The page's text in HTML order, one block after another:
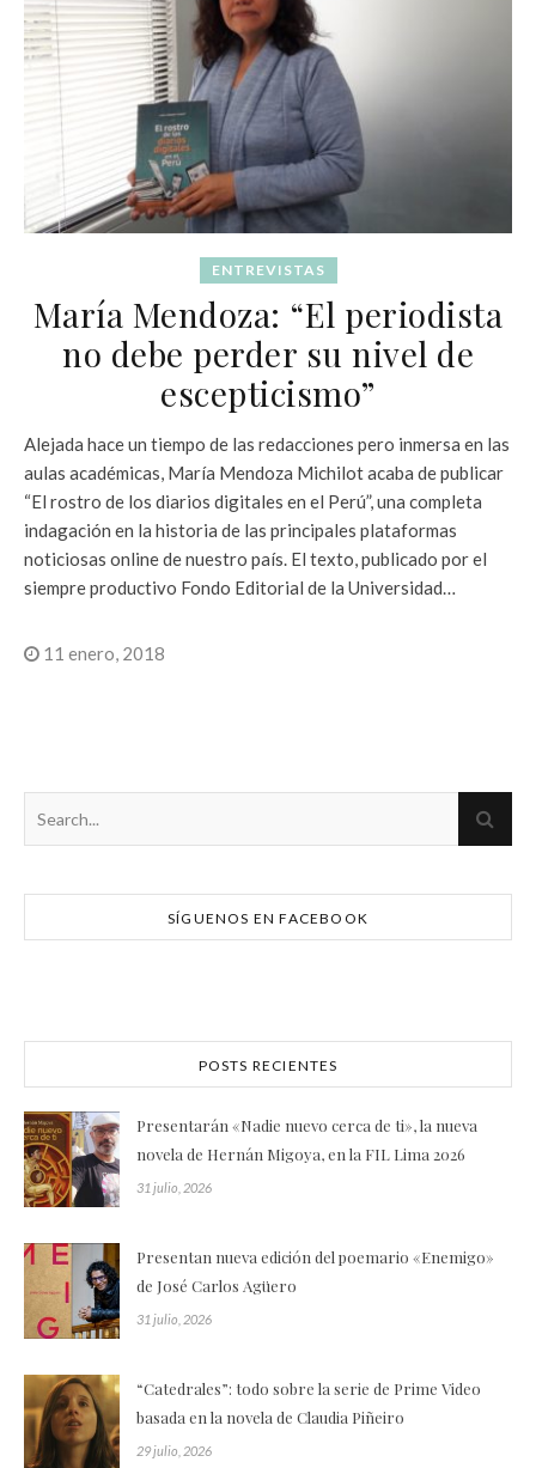
ENTREVISTAS
María Mendoza: “El periodista
no debe perder su nivel de
escepticismo”
Alejada hace un tiempo de las redacciones pero inmersa en las
aulas académicas, María Mendoza Michilot acaba de publicar
“El rostro de los diarios digitales en el Perú”, una completa
indagación en la historia de las principales plataformas
noticiosas online de nuestro país. El texto, publicado por el
siempre productivo Fondo Editorial de la Universidad…
11 enero, 2018
SÍGUENOS EN FACEBOOK
POSTS RECIENTES
Presentarán «Nadie nuevo cerca de ti», la nueva
novela de Hernán Migoya, en la FIL Lima 2026
31 julio, 2026
Presentan nueva edición del poemario «Enemigo»
de José Carlos Agüero
31 julio, 2026
“Catedrales”: todo sobre la serie de Prime Video
basada en la novela de Claudia Piñeiro
29 julio, 2026